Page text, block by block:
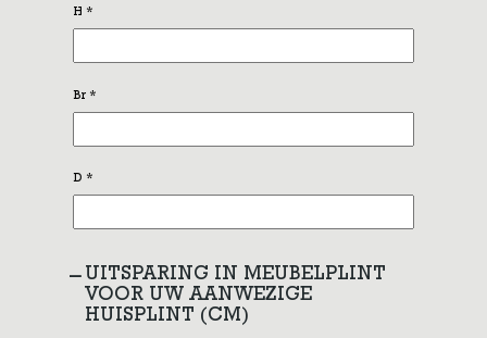
H *
Br *
D *
UITSPARING IN MEUBELPLINT
VOOR UW AANWEZIGE
HUISPLINT (CM)